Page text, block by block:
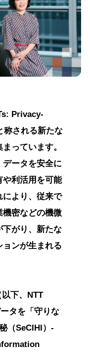
Privacy-
される新たな
っています。
ータを安全に
や利活用を可能
により、従来で
機密などの機微
下がり、新たな
ンが生まれる
下、NTT
タを「守りな
（SeCIHI）-